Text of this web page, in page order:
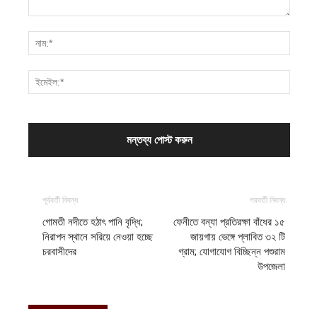
পূর্ববর্তী নিবন্ধ
গোমতী নদীতে হঠাৎ পানি বৃদ্ধি;
নিরাপদ স্থানে সরিয়ে নেওয়া হচ্ছে
চরবাসীদের
পরবর্তী নিবন্ধ
ফেনীতে বন্যা প্রতিরক্ষা বাঁধের ১৫
জায়গায় ভেঙ্গে প্লাবিত ৩২ টি
গ্রাম; যোগাযোগ বিচ্ছিন্ন পশুরাম
উপজেলা